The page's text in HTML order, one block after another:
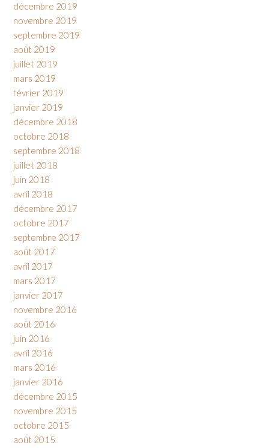
décembre 2019
novembre 2019
septembre 2019
août 2019
juillet 2019
mars 2019
février 2019
janvier 2019
décembre 2018
octobre 2018
septembre 2018
juillet 2018
juin 2018
avril 2018
décembre 2017
octobre 2017
septembre 2017
août 2017
avril 2017
mars 2017
janvier 2017
novembre 2016
août 2016
juin 2016
avril 2016
mars 2016
janvier 2016
décembre 2015
novembre 2015
octobre 2015
août 2015